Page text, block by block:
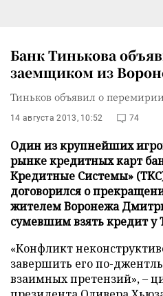
Банк Тинькова
заемщиком из
Тиньков объявил о
14 августа 2013, 10:52 74
Один из крупнейших
рынке кредитных карт
Кредитные Системы»
договорился о
жителем Воронежа
сумевшим взять кредит у
«Конфликт
завершить его по-
взаимных претензий», –